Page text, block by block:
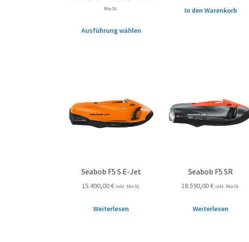
MwSt.
Ausführung wählen
In den Warenkorb
Seabob F5 S E-Jet
15.490,00€ inkl. MwSt.
Weiterlesen
Seabob F5 SR
18.590,00€ inkl. MwSt.
Weiterlesen